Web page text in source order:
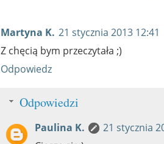
Martyna K. 21 stycznia 2013 12:41
Z chęcią bym przeczytała ;)
Odpowiedz
Odpowiedzi
Paulina K.
21 stycznia